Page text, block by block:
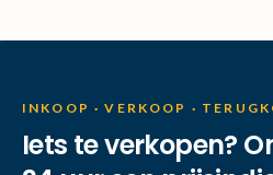
INKOOP · VERKOOP ·
Iets te verkopen?